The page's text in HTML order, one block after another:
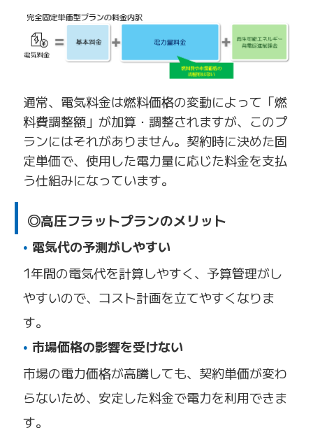
通常、電気料金は燃料価格の変動によって「燃
料費調整額」が加算・調整されますが、このプ
ランにはそれがありません。契約時に決めた固
定単価で、使用した電力量に応じた料金を支払
う仕組みになっています。
◎高圧フラットプランのメリット
電気代の予測がしやすい
1年間の電気代を計算しやすく、予算管理がし
やすいので、コスト計画を立てやすくなりま
す。
市場価格の影響を受けない
市場の電力価格が高騰しても、契約単価が変わ
らないため、安定した料金で電力を利用できま
す。